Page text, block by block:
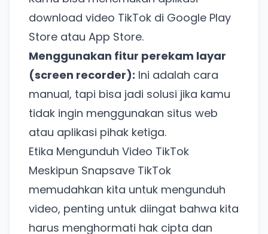
download video TikTok di Google Play
Store atau App Store.
Menggunakan fitur perekam layar
(screen recorder): Ini adalah cara
manual, tapi bisa jadi solusi jika kamu
tidak ingin menggunakan situs web
atau aplikasi pihak ketiga.
Etika Mengunduh Video TikTok
Meskipun Snapsave TikTok
memudahkan kita untuk mengunduh
video, penting untuk diingat bahwa kita
harus menghormati hak cipta dan